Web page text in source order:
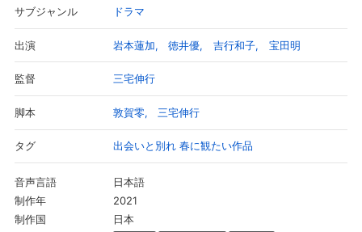
で、イジメの張本人の女子生徒を待ち伏せして自分の気持ちをぶつ
けたりもするが、彼女の中のやるせない気持ちは消えることはなか
った。自身も不登校で行き場を求めている咲に、敬三は病気で老い
先短い妻（吉行和子）とかつて見た桜の下での思い出を語る。咲は
に出かけるのだが……。
サブジャンル ドラマ
出演 岩本蓮加 徳井優 吉行和子 宝田明
監督 三宅伸行
脚本 敦賀零 三宅伸行
タグ 出会いと別れ 春に観たい作品
音声言語 日本語
制作年 2021
制作国 日本